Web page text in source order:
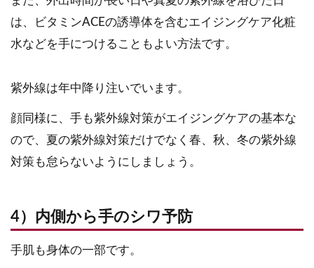
は、ビタミンACEの誘導体を含むエイジングケア化粧
水などを手につけることもよい方法です。
紫外線は年中降り注いでいます。
顔同様に、手も紫外線対策がエイジングケアの基本な
ので、夏の紫外線対策だけでなく春、秋、冬の紫外線
対策も怠らないようにしましょう。
4）内側から手のシワ予防
手肌も身体の一部です。